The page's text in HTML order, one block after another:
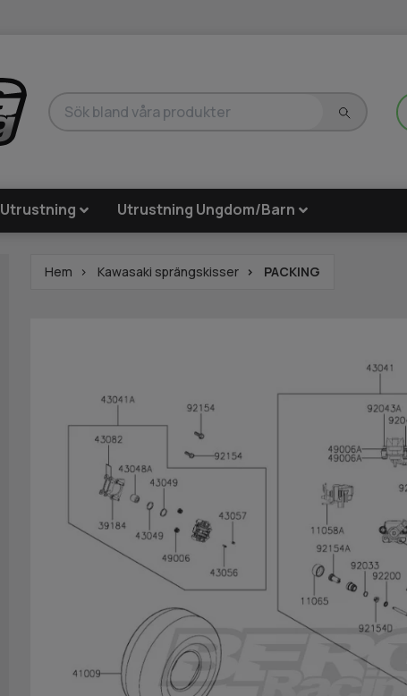
Utrustning Utrustning Ungdom/Barn
Hem Kawasaki sprängskisser PACKING